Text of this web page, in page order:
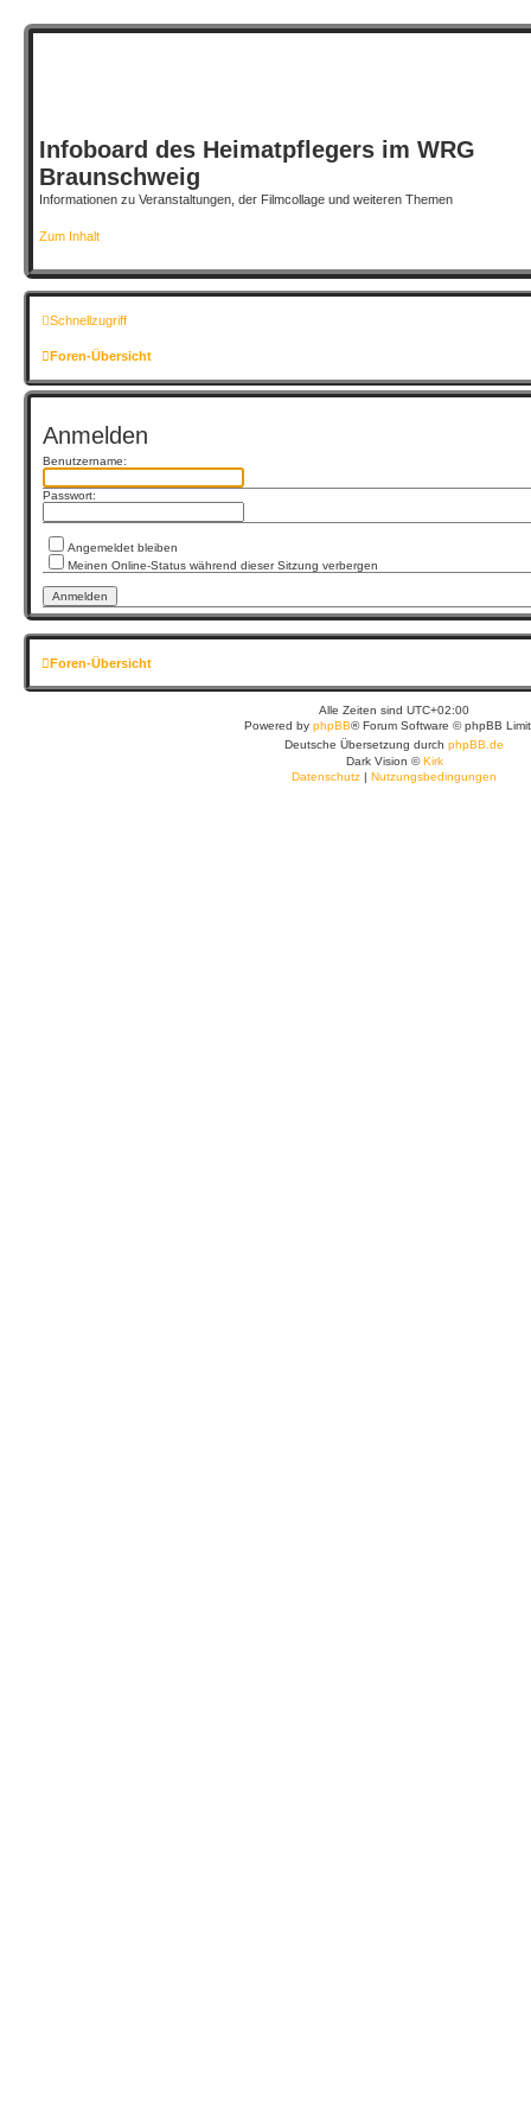
Infoboard des Heimatpflegers im WRG
Braunschweig
Informationen zu Veranstaltungen, der Filmcollage und weiteren Themen
Zum Inhalt
Schnellzugriff
Foren-Übersicht
Anmelden
Benutzername:
Passwort:
Angemeldet bleiben
Meinen Online-Status während dieser Sitzung verbergen
Foren-Übersicht
Alle Zeiten sind UTC+02:00
Powered by phpBB® Forum Software © phpBB
Deutsche Übersetzung durch phpBB.de
Dark Vision ©Kirk
Datenschutz | Nutzungsbedingungen